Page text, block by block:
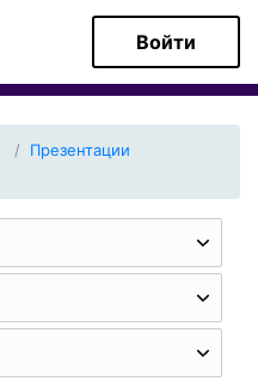
Войти
Презентации